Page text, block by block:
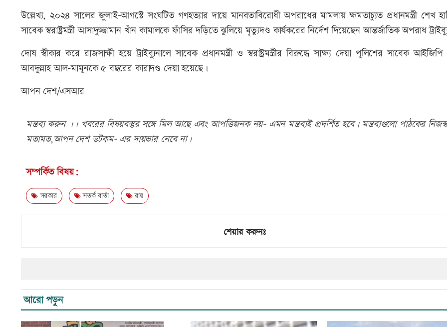
উল্লেখ্য, ২০২৪ সালের জুলাই-আগস্টে সংঘটিত গণহত্যার দায়ে মানবতাবিরোধী অপরাধের মামলায় ক্ষমতাচ্যুত প্রধানমন্ত্রী শেখ
সাবেক স্বরাষ্ট্রমন্ত্রী আসাদুজ্জামান খাঁন কামালকে ফাঁসির দড়িতে ঝুলিয়ে মৃত্যুদণ্ড কার্যকরের নির্দেশ দিয়েছেন আন্তর্জাতিক অপরাধ
দোষ স্বীকার করে রাজসাক্ষী হয়ে ট্রাইব্যুনালে সাবেক প্রধানমন্ত্রী ও স্বরাষ্ট্রমন্ত্রীর বিরুদ্ধে সাক্ষ্য দেয়া পুলিশের সাবেক
আবদুল্লাহ আল-মামুনকে ৫ বছরের কারাদণ্ড দেয়া হয়েছে।
আপন দেশ/এসআর
মন্তব্য করুন ।। খবরের বিষয়বস্তুর সঙ্গে মিল আছে এবং আপত্তিজনক নয়- এমন মন্তব্যই প্রদর্শিত হবে। মন্তব্যগুলো পাঠকের নিজস্ব
মতামত,আপন দেশ ডটকম- এর দায়ভার নেবে না।
সম্পর্কিত বিষয়:
সরকার সতর্ক বার্তা রায়
শেয়ার করুনঃ
আরো পড়ুন